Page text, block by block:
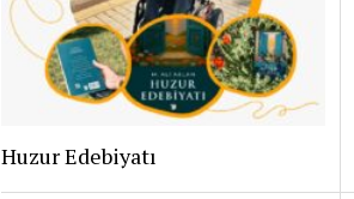
Huzur Edebiyatı